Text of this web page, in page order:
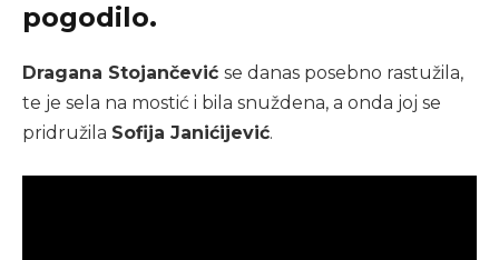
pogodilo.
Dragana Stojančević se danas posebno rastužila,
te je sela na mostić i bila snuždena, a onda joj se
pridružila Sofija Janićijević.